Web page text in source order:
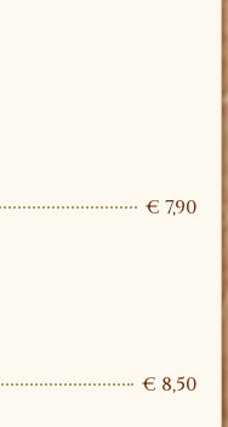
€ 7,90
€ 8,50